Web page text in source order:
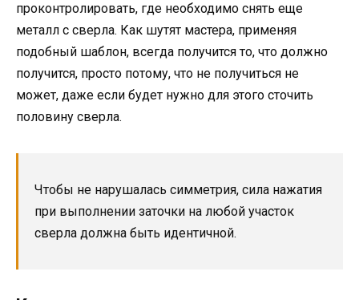
проконтролировать, где необходимо снять еще
металл c сверла. Как шутят мастера, применяя
подобный шаблон, всегда получится то, что должно
получится, просто потому, что не получиться не
может, даже если будет нужно для этого сточить
половину сверла.
Чтобы не нарушалась симметрия, сила нажатия
при выполнении заточки на любой участок
сверла должна быть идентичной.